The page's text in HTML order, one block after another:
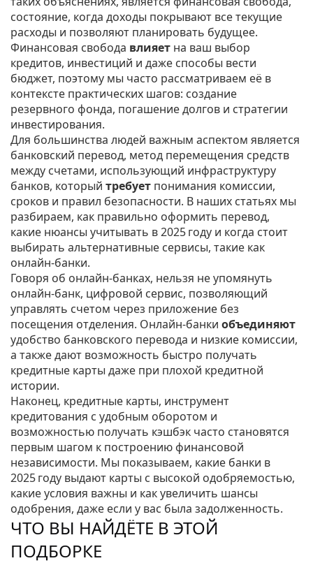
состояние, когда доходы покрывают все текущие
расходы и позволяют планировать будущее.
Финансовая свобода влияет на ваш выбор
кредитов, инвестиций и даже способы вести
бюджет, поэтому мы часто рассматриваем её в
контексте практических шагов: создание
резервного фонда, погашение долгов и стратегии
инвестирования.
Для большинства людей важным аспектом является
банковский перевод, метод перемещения средств
между счетами, использующий инфраструктуру
банков, который требует понимания комиссии,
сроков и правил безопасности. В наших статьях мы
разбираем, как правильно оформить перевод,
какие нюансы учитывать в 2025 году и когда стоит
выбирать альтернативные сервисы, такие как
онлайн‑банки.
Говоря об онлайн‑банках, нельзя не упомянуть
онлайн‑банк, цифровой сервис, позволяющий
управлять счетом через приложение без
посещения отделения. Онлайн‑банки объединяют
удобство банковского перевода и низкие комиссии,
а также дают возможность быстро получать
кредитные карты даже при плохой кредитной
истории.
Наконец, кредитные карты, инструмент
кредитования с удобным оборотом и
возможностью получать кэшбэк часто становятся
первым шагом к построению финансовой
независимости. Мы показываем, какие банки в
2025 году выдают карты с высокой одобряемостью,
какие условия важны и как увеличить шансы
одобрения, даже если у вас была задолженность.
ЧТО ВЫ НАЙДЁТЕ В ЭТОЙ
ПОДБОРКЕ